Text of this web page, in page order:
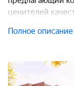
ценителей
корпус, не
близости к
городского
Полное описание